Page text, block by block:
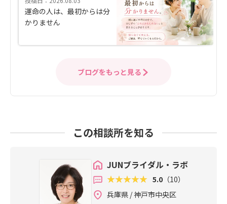
運命の人は、最初からは分
かりません
ブログをもっと見る
この相談所を知る
JUNブライダル・ラボ
5.0 （10）
兵庫県 / 神戸市中央区